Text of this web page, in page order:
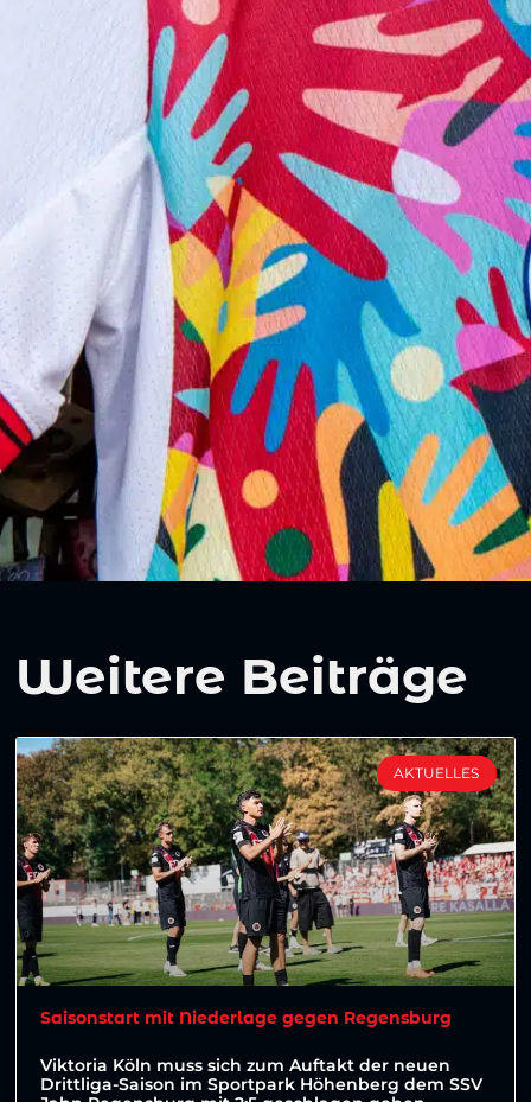
Weitere Beiträge
AKTUELLES
Saisonstart mit Niederlage gegen Regensburg
Viktoria Köln muss sich zum Auftakt der neuen
Drittliga-Saison im Sportpark Höhenberg dem SSV